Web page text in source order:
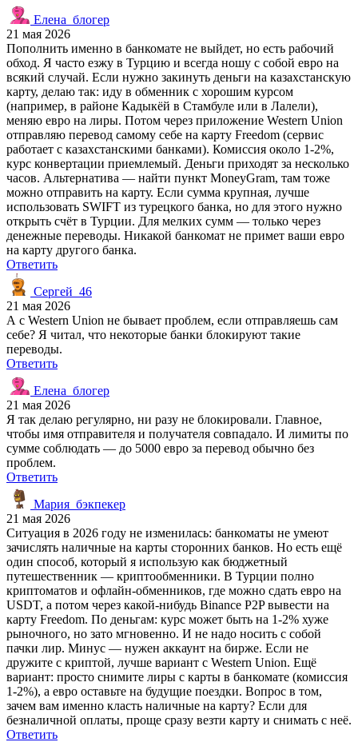
Елена_блогер
21 мая 2026
Пополнить именно в банкомате не выйдет, но есть рабочий
обход. Я часто езжу в Турцию и всегда ношу с собой евро на
всякий случай. Если нужно закинуть деньги на казахстанскую
карту, делаю так: иду в обменник с хорошим курсом
(например, в районе Кадыкёй в Стамбуле или в Лалели),
меняю евро на лиры. Потом через приложение Western Union
отправляю перевод самому себе на карту Freedom (сервис
работает с казахстанскими банками). Комиссия около 1-2%,
курс конвертации приемлемый. Деньги приходят за несколько
часов. Альтернатива — найти пункт MoneyGram, там тоже
можно отправить на карту. Если сумма крупная, лучше
использовать SWIFT из турецкого банка, но для этого нужно
открыть счёт в Турции. Для мелких сумм — только через
денежные переводы. Никакой банкомат не примет ваши евро
на карту другого банка.
Ответить
Сергей_46
21 мая 2026
А с Western Union не бывает проблем, если отправляешь сам
себе? Я читал, что некоторые банки блокируют такие
переводы.
Ответить
Елена_блогер
21 мая 2026
Я так делаю регулярно, ни разу не блокировали. Главное,
чтобы имя отправителя и получателя совпадало. И лимиты по
сумме соблюдать — до 5000 евро за перевод обычно без
проблем.
Ответить
Мария_бэкпекер
21 мая 2026
Ситуация в 2026 году не изменилась: банкоматы не умеют
зачислять наличные на карты сторонних банков. Но есть ещё
один способ, который я использую как бюджетный
путешественник — криптообменники. В Турции полно
криптоматов и офлайн-обменников, где можно сдать евро на
USDT, а потом через какой-нибудь Binance P2P вывести на
карту Freedom. По деньгам: курс может быть на 1-2% хуже
рыночного, но зато мгновенно. И не надо носить с собой
пачки лир. Минус — нужен аккаунт на бирже. Если не
дружите с криптой, лучше вариант с Western Union. Ещё
вариант: просто снимите лиры с карты в банкомате (комиссия
1-2%), а евро оставьте на будущие поездки. Вопрос в том,
зачем вам именно класть наличные на карту? Если для
безналичной оплаты, проще сразу везти карту и снимать с неё.
Ответить